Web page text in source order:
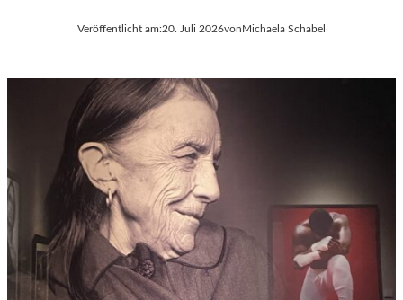
Veröffentlicht am:20. Juli 2026von Michaela Schabel